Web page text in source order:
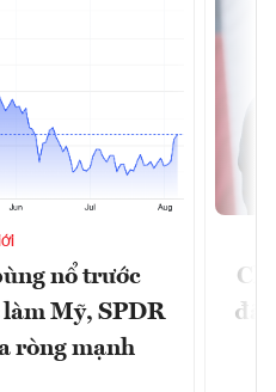
nổ trước
làm Mỹ, SPDR
ròng mạnh
đã